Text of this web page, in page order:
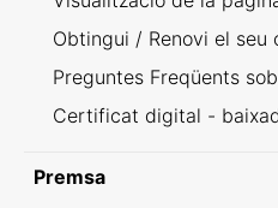
Obtingui / Renovi el
Preguntes Freqüents
Certificat digital -
Premsa